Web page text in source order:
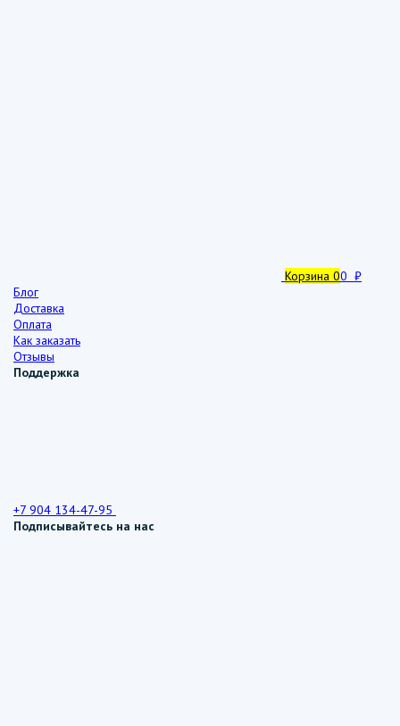
Корзина 00 ₽
Блог
Доставка
Оплата
Как заказать
Отзывы
Поддержка
+7 904 134-47-95
Подписывайтесь на нас